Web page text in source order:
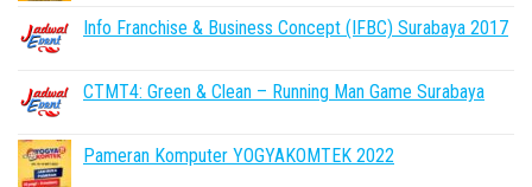
Info Franchise & Business Concept (IFBC) Surabaya 2017
CTMT4: Green & Clean – Running Man Game Surabaya
Pameran Komputer YOGYAKOMTEK 2022